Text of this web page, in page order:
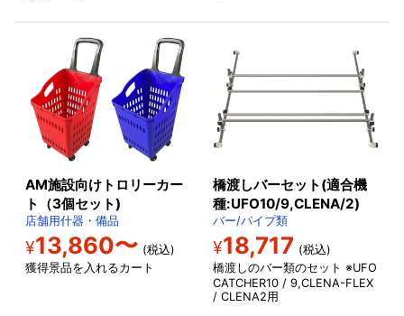
AM施設向けトロリーカー
ト（3個セット)
店舗用什器・備品
¥13,860〜 (税込)
獲得景品を入れるカート
橋渡しバーセット(適合機
種:UFO10/9,CLENA/2)
バー/パイプ類
¥18,717 (税込)
橋渡しのバー類のセット ※UFO
CATCHER10 / 9,CLENA-FLEX
/ CLENA2用